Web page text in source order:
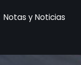
Notas y Noticias